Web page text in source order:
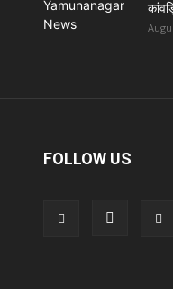
FOLLOW US